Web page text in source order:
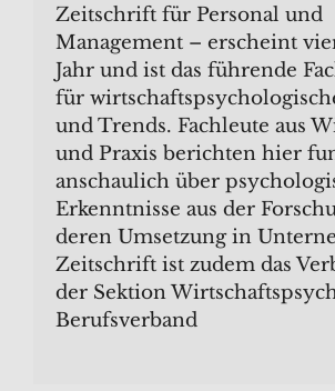
Zeitschrift für Personal und
Management – erscheint
Jahr und ist das führende
für
und Trends. Fachleute aus
und Praxis berichten hier
anschaulich über
Erkenntnisse aus der
deren Umsetzung in
Zeitschrift ist zudem das
der Sektion
Berufsverband